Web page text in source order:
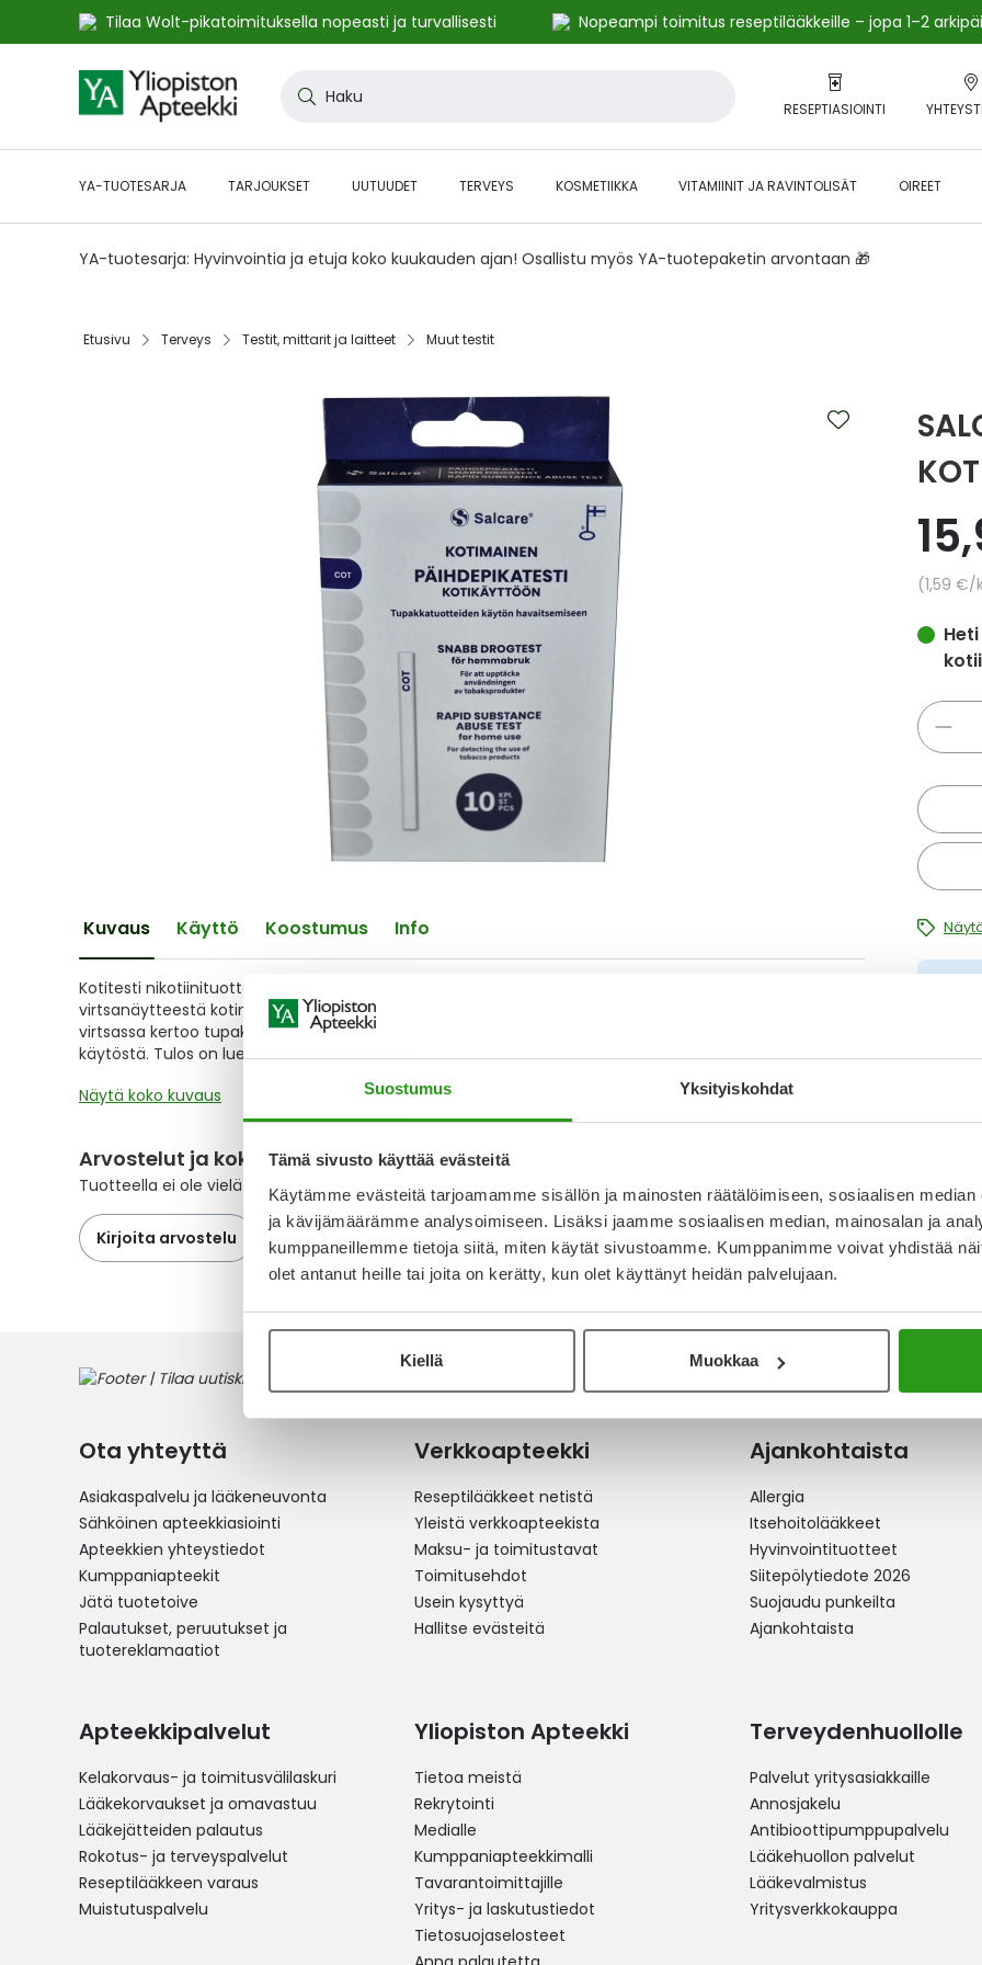
Suostumus Yksityiskohdat
Tämä sivusto käyttää evästeitä
Käytämme evästeitä tarjoamamme sisällön ja mainosten räätälöimiseen, sosiaalisen
ja kävijämäärämme analysoimiseen. Lisäksi jaamme sosiaalisen median, mainosalan ja
kumppaneillemme tietoja siitä, miten käytät sivustoamme. Kumppanimme voivat yhdistää
olet antanut heille tai joita on kerätty, kun olet käyttänyt heidän palvelujaan.
Kiellä Muokkaa
Tilaa Wolt-pikatoimituksella nopeasti ja turvallisesti Nopeampi toimitus reseptilääkkeille – jopa 1–2
to
Content
RESEPTIASIOINTI
YA-TUOTESARJA TARJOUKSET UUTUUDET TERVEYS KOSMETIIKKA VITAMIINIT JA RAVINTOLISÄT OIREET
YA-tuotesarja: Hyvinvointia ja etuja koko kuukauden ajan! Osallistu myös YA-tuotepaketin arvontaan 🎁
Etusivu‎ Terveys‎ Testit, mittarit ja laitteet‎ Muut testit‎
the
the
images
gallery
Kuvaus Käyttö Koostumus Info
Kotitesti nikotiinituotteiden käytön havaitsemiseen. Salcare nikotiinitesti 10 kpl kotikäyttöön havaitsee
virtsanäytteestä kotiniinin eli nikotiinin aineenvaihduntatuotteen esiintymisen. Sen esiintyminen
virtsassa kertoo tupakka- tai nikotiinituotteiden, kuten sähkötupakan, tupakan tai nikotiinipussien
käytöstä. Tulos on luettavissa viiden minuutin kuluttua näytteenotosta.
Näytä koko kuvaus
Arvostelut ja kokemuksia
Tuotteella ei ole vielä yhtään arvostelua.
Kirjoita arvostelu
1,59 €/
Määrä
Katso
Ota yhteyttä
Asiakaspalvelu ja lääkeneuvonta
Sähköinen apteekkiasiointi
Apteekkien yhteystiedot
Kumppaniapteekit
Jätä tuotetoive
Palautukset, peruutukset ja
tuotereklamaatiot
Verkkoapteekki
Reseptilääkkeet netistä
Yleistä verkkoapteekista
Maksu- ja toimitustavat
Toimitusehdot
Usein kysyttyä
Hallitse evästeitä
Ajankohtaista
Allergia
Itsehoitolääkkeet
Hyvinvointituotteet
Siitepölytiedote 2026
Suojaudu punkeilta
Ajankohtaista
Apteekkipalvelut
Kelakorvaus- ja toimitusvälilaskuri
Lääkekorvaukset ja omavastuu
Lääkejätteiden palautus
Rokotus- ja terveyspalvelut
Reseptilääkkeen varaus
Muistutuspalvelu
Yliopiston Apteekki
Tietoa meistä
Rekrytointi
Medialle
Kumppaniapteekkimalli
Tavarantoimittajille
Yritys- ja laskutustiedot
Tietosuojaselosteet
Terveydenhuollolle
Palvelut yritysasiakkaille
Annosjakelu
Antibioottipumppupalvelu
Lääkehuollon palvelut
Lääkevalmistus
Yritysverkkokauppa